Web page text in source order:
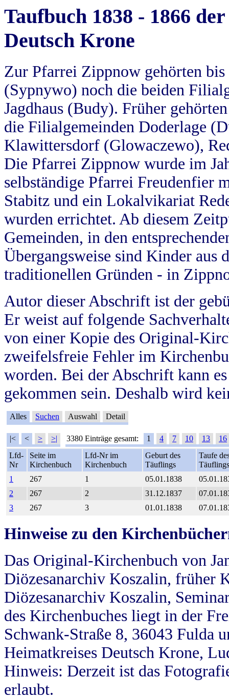
Taufbuch 1838 - 1866
Deutsch Krone
Zur Pfarrei Zippnow gehörten
(Sypnywo) noch die beiden
Jagdhaus (Budy). Früher
die Filialgemeinden Doderlage
Klawittersdorf (Glowaczewo),
Die Pfarrei Zippnow wurde im
selbständige Pfarrei Freudenfier
Stabitz und ein Lokalvikariat
wurden errichtet. Ab diesem
Gemeinden, in den
Übergangsweise sind Kinder aus
traditionellen Gründen - in
Autor dieser Abschrift ist der
Er weist auf folgende
von einer Kopie des Original-
zweifelsfreie Fehler im
worden. Bei der Abschrift kann
gekommen sein. Deshalb wird
Alles Suchen Auswahl Detail
|< < > >| 3380 Einträge gesamt: 1 4 7 10 13
16
Lfd-
Nr
Seite im
Kirchenbuch
Lfd-Nr im
Kirchenbuch
Geburt des
Täuflings
Taufe
Täuflings
1
267 1 05.01.1838
2
267 2 31.12.1837
3
267 3 01.01.1838
Hinweise zu den
Das Original-Kirchenbuch von
Diözesanarchiv Koszalin, früher
Diözesanarchiv Koszalin,
des Kirchenbuches liegt in der
Schwank-Straße 8, 36043 Fulda
Heimatkreises Deutsch Krone,
Hinweis: Derzeit ist das
erlaubt.